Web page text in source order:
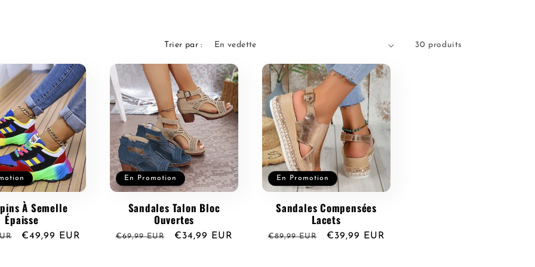
Trier par : 30 produits
À Semelle
Épaisse
Prix
€49,99 EUR
En Promotion
Sandales Talon Bloc
Ouvertes
Prix
€69,99 EUR
Prix
€34,99 EUR
En Promotion
Sandales Compensées
Lacets
Prix
€89,99 EUR
Prix
€39,99 EUR